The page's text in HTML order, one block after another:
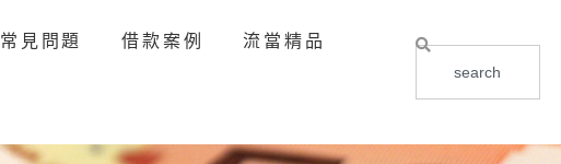
常見問題 借款案例 流當精品